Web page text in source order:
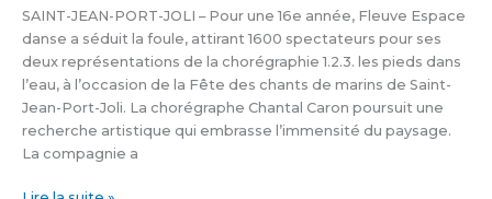
SAINT-JEAN-PORT-JOLI – Pour une 16e année, Fleuve Espace
danse a séduit la foule, attirant 1600 spectateurs pour ses
deux représentations de la chorégraphie 1.2.3. les pieds dans
l’eau, à l’occasion de la Fête des chants de marins de Saint-
Jean-Port-Joli. La chorégraphe Chantal Caron poursuit une
recherche artistique qui embrasse l’immensité du paysage.
La compagnie a
spectateurs
séduits